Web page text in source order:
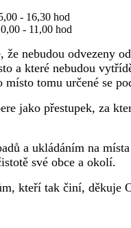
- 16,30 hod
- 11,00 hod
že nebudou odvezeny
a které nebudou
místo tomu určené se
jako přestupek, za
a ukládáním na
své obce a okolí.
kteří tak činí, děkuje